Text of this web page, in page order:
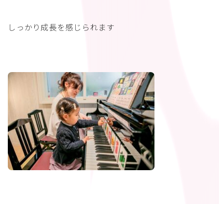
しっかり成長を感じられます